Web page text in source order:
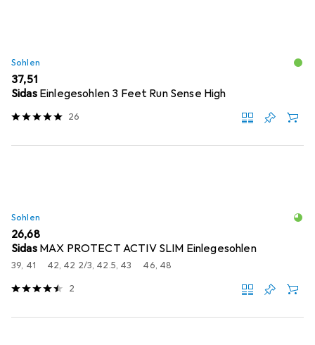
Sohlen
EUR
37,51
Sidas Einlegesohlen 3 Feet Run Sense High
26
Sohlen
EUR
26,68
Sidas MAX PROTECT ACTIV SLIM Einlegesohlen
39, 41 42, 42 2/3, 42.5, 43 46, 48
2